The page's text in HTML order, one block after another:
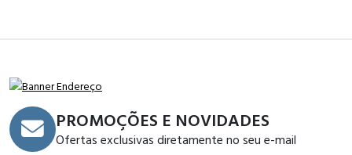
PROMOÇÕES E NOVIDADES
Ofertas exclusivas diretamente no seu e-mail